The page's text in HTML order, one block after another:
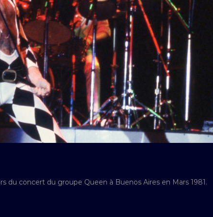
du concert du groupe Queen à Buenos Aires en Mars 1981.